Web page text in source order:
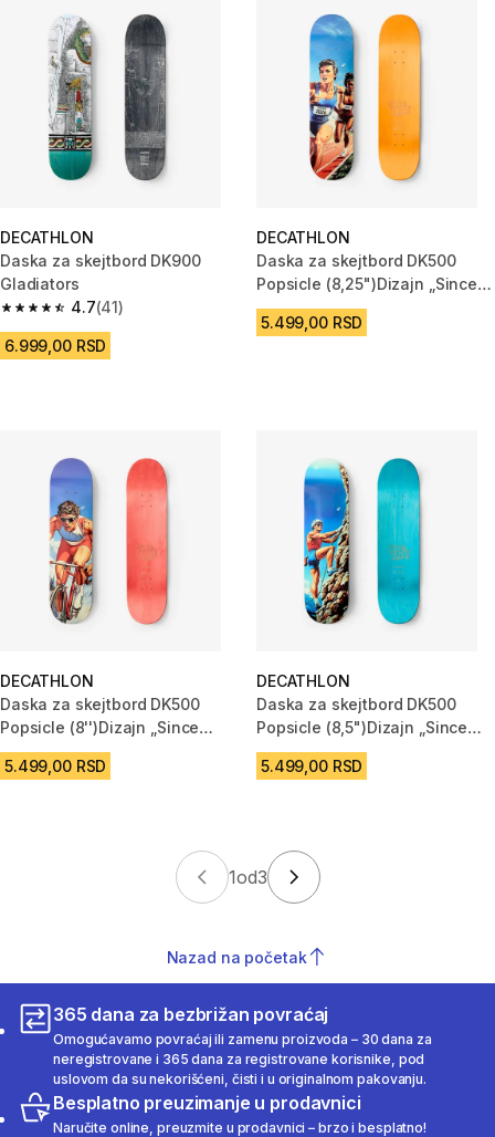
DECATHLON
Daska za skejtbord DK900
Gladiators
4.7
4.7 od 5 zvezdica from 41 Recenzije
(41)
6.999,00 RSD
DECATHLON
Daska za skejtbord DK500
Popsicle (8,25")Dizajn „Since
1976“
5.499,00 RSD
DECATHLON
Daska za skejtbord DK500
Popsicle (8'')Dizajn „Since
1976“
5.499,00 RSD
DECATHLON
Daska za skejtbord DK500
Popsicle (8,5")Dizajn „Since
1976“
5.499,00 RSD
1od3
Nazad na početak
365 dana za bezbrižan povraćaj
Omogućavamo povraćaj ili zamenu proizvoda – 30 dana za
neregistrovane i 365 dana za registrovane korisnike, pod
uslovom da su nekorišćeni, čisti i u originalnom pakovanju.
Besplatno preuzimanje u prodavnici
Naručite online, preuzmite u prodavnici – brzo i besplatno!